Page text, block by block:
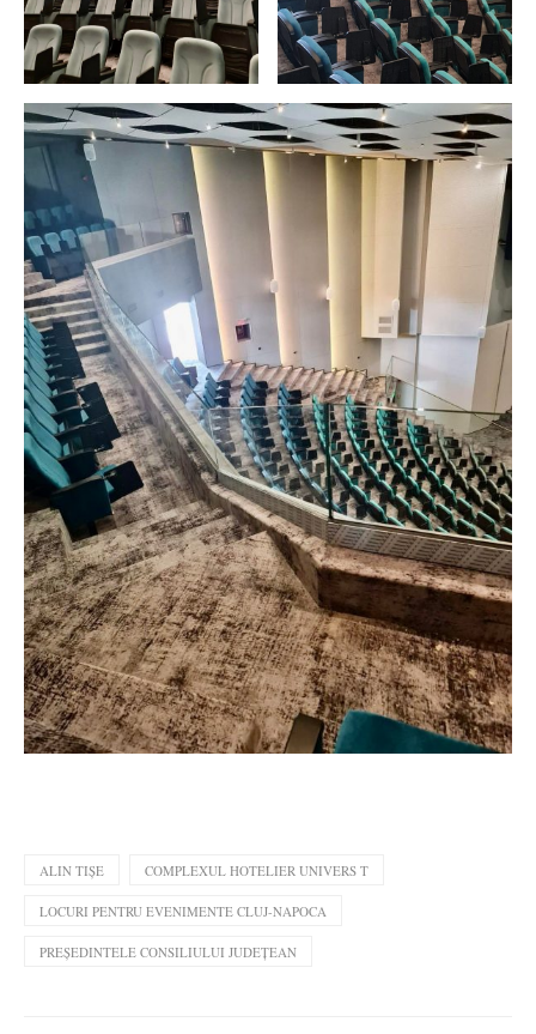
ALIN TIȘE COMPLEXUL HOTELIER UNIVERS T
LOCURI PENTRU EVENIMENTE CLUJ-NAPOCA
PREȘEDINTELE CONSILIULUI JUDEȚEAN